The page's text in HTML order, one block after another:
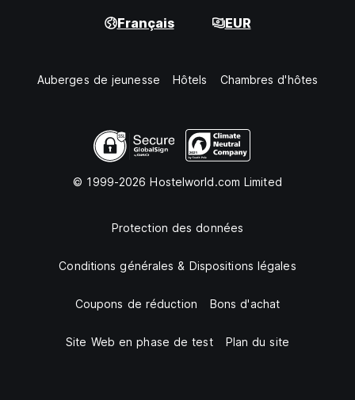
Français EUR
Auberges de jeunesse Hôtels Chambres d'hôtes
© 1999-2026 Hostelworld.com Limited
Protection des données
Conditions générales & Dispositions légales
Coupons de réduction Bons d'achat
Site Web en phase de test Plan du site